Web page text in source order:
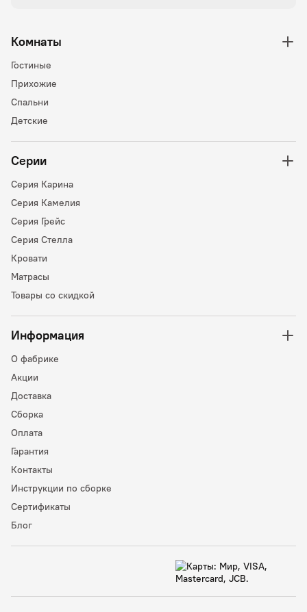
Комнаты
Гостиные
Прихожие
Спальни
Детские
Серии
Серия Карина
Серия Камелия
Серия Грейс
Серия Стелла
Кровати
Матрасы
Товары со скидкой
Информация
О фабрике
Акции
Доставка
Сборка
Оплата
Гарантия
Контакты
Инструкции по сборке
Сертификаты
Блог